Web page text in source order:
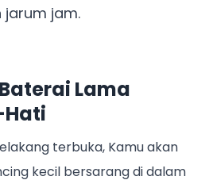
jam.
Lama
terbuka, Kamu akan
kecil bersarang di dalam